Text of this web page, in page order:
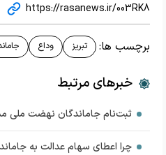
https://rasanews.ir/003RK8
برچسب ها: تبریز وداع
خبرهای مرتبط
ثبت‌نام جاماندگان نهضت ملی
چرا اعطای سهام عدالت به